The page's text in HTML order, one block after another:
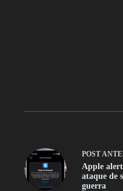
POST
Apple
ataque de
guerra